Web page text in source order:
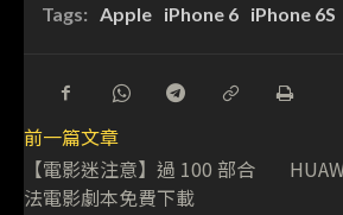
Tags: Apple iPhone 6 iPhone 6S
前一篇文章
【電影迷注意】過 100 部合
法電影劇本免費下載